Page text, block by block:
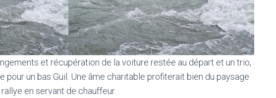
et récupération de la voiture restée au départ et un trio,
pour un bas Guil. Une âme charitable profiterait bien du paysage
en servant de chauffeur.